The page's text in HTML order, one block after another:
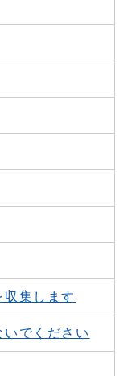
集します
でください